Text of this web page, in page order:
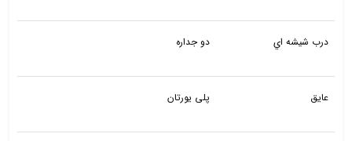
درب شيشه اي دو جداره
عایق پلی یورتان